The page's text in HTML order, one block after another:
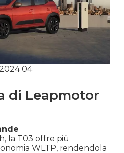
04
di Leapmotor
la T03 offre più
WLTP, rendendola